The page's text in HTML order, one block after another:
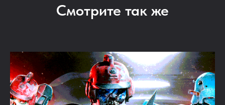
Смотрите так же